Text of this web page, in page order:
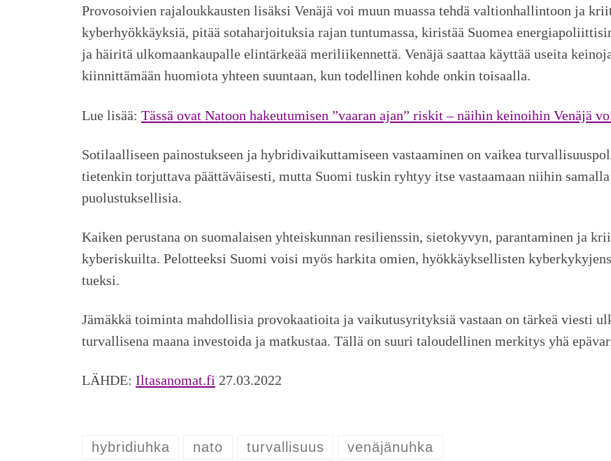
Provosoivien rajaloukkausten lisäksi Venäjä voi muun muassa tehdä valtionhallintoon ja
kyberhyökkäyksiä, pitää sotaharjoituksia rajan tuntumassa, kiristää Suomea
ja häiritä ulkomaankaupalle elintärkeää meriliikennettä. Venäjä saattaa käyttää useita
kiinnittämään huomiota yhteen suuntaan, kun todellinen kohde onkin toisaalla.
Lue lisää: Tässä ovat Natoon hakeutumisen ”vaaran ajan” riskit – näihin keinoihin Venäjä
Sotilaalliseen painostukseen ja hybridivaikuttamiseen vastaaminen on vaikea
tietenkin torjuttava päättäväisesti, mutta Suomi tuskin ryhtyy itse vastaamaan niihin
puolustuksellisia.
Kaiken perustana on suomalaisen yhteiskunnan resilienssin, sietokyvyn, parantaminen ja
kyberiskuilta. Pelotteeksi Suomi voisi myös harkita omien, hyökkäyksellisten
tueksi.
Jämäkkä toiminta mahdollisia provokaatioita ja vaikutusyrityksiä vastaan on tärkeä viesti
turvallisena maana investoida ja matkustaa. Tällä on suuri taloudellinen merkitys yhä
LÄHDE: Iltasanomat.fi 27.03.2022
hybridiuhka nato turvallisuus venäjänuhka